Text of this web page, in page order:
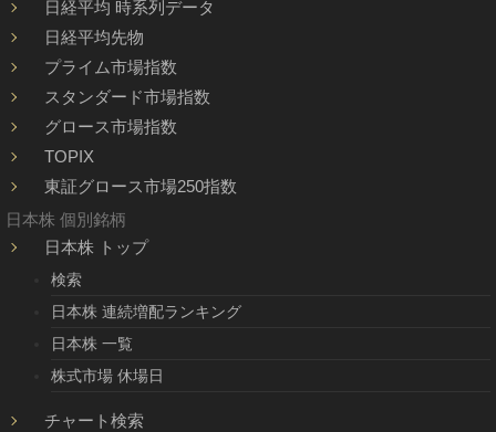
日経平均 時系列データ
日経平均先物
プライム市場指数
スタンダード市場指数
グロース市場指数
TOPIX
東証グロース市場250指数
日本株 個別銘柄
日本株 トップ
検索
日本株 連続増配ランキング
日本株 一覧
株式市場 休場日
チャート検索